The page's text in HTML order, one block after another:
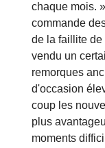
chaque mois.
commande
de la faillite
vendu un
remorques
d'occasion
coup les
plus
moments